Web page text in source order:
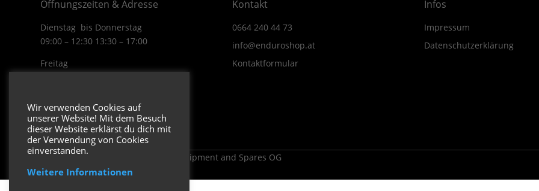
Öffnungszeiten & Adresse
Dienstag bis Donnerstag
09:00 – 12:30 13:30 – 17:00
Freitag
3170 Hainfeld
In Google Maps öffnen.
Kontakt
0664 240 44 73
info@enduroshop.at
Kontaktformular
Infos
Impressum
Datenschutzerklärung
Copyright 2026 ENDUROSHOP.at Equipment and Spares OG
Wir verwenden Cookies auf
unserer Website! Mit dem Besuch
dieser Website erklärst du dich mit
der Verwendung von Cookies
einverstanden.
Weitere Informationen